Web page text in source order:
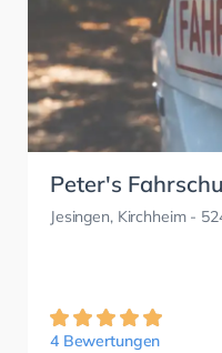
Peter's
Jesingen, Kirchheim-
4 Bewertungen